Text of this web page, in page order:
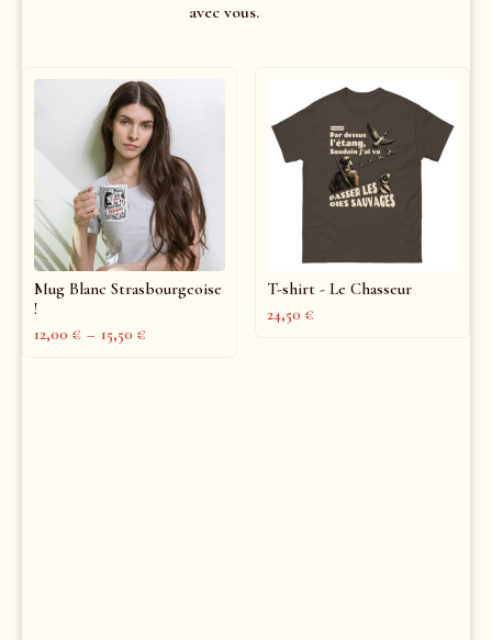
avec vous.
Mug Blanc Strasbourgeoise
!
12,00 € – 15,50 €
T-shirt - Le Chasseur
24,50 €